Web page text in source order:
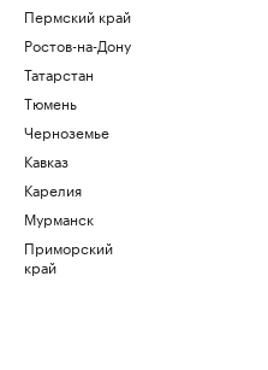
Пермский край
Ростов-на-Дону
Татарстан
Тюмень
Черноземье
Кавказ
Карелия
Мурманск
Приморский
край